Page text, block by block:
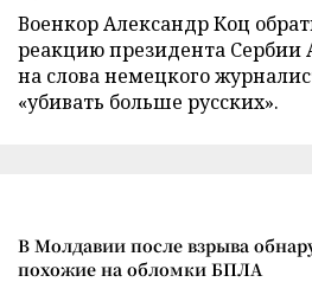
Военкор Александр Коц
реакцию президента Сербии
на слова немецкого
«убивать больше русских».
В Молдавии после взрыва
похожие на обломки БПЛА